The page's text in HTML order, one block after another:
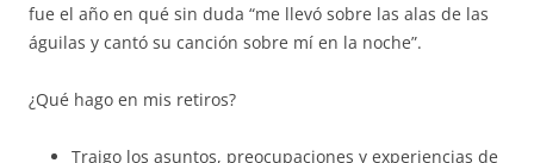
fue el año en qué sin duda “me llevó sobre las alas de las
águilas y cantó su canción sobre mí en la noche”.
¿Qué hago en mis retiros?
Traigo los asuntos, preocupaciones y experiencias de